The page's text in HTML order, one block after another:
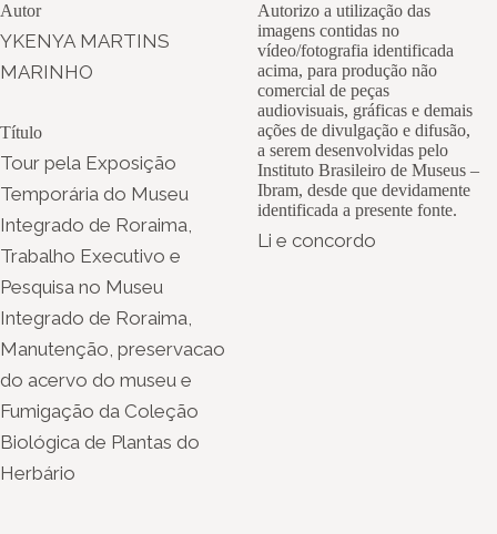
Autor
YKENYA MARTINS
MARINHO
Título
Tour pela Exposição
Temporária do Museu
Integrado de Roraima,
Trabalho Executivo e
Pesquisa no Museu
Integrado de Roraima,
Manutenção, preservacao
do acervo do museu e
Fumigação da Coleção
Biológica de Plantas do
Herbário
Autorizo a utilização das
imagens contidas no
vídeo/fotografia identificada
acima, para produção não
comercial de peças
audiovisuais, gráficas e demais
ações de divulgação e difusão,
a serem desenvolvidas pelo
Instituto Brasileiro de Museus –
Ibram, desde que devidamente
identificada a presente fonte.
Li e concordo